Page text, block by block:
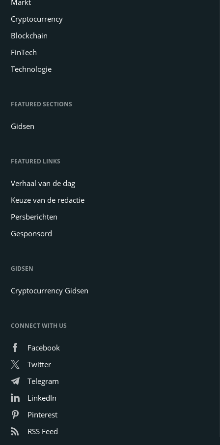
Markt
Cryptocurrency
Blockchain
FinTech
Technologie
FEATURED SECTIONS
Gidsen
FEATURED LINKS
Verhaal van de dag
Keuze van de redactie
Persberichten
Gesponsord
GIDSEN
Cryptocurrency Gidsen
CONNECT WITH US
Facebook
Twitter
Telegram
LinkedIn
Pinterest
RSS Feed